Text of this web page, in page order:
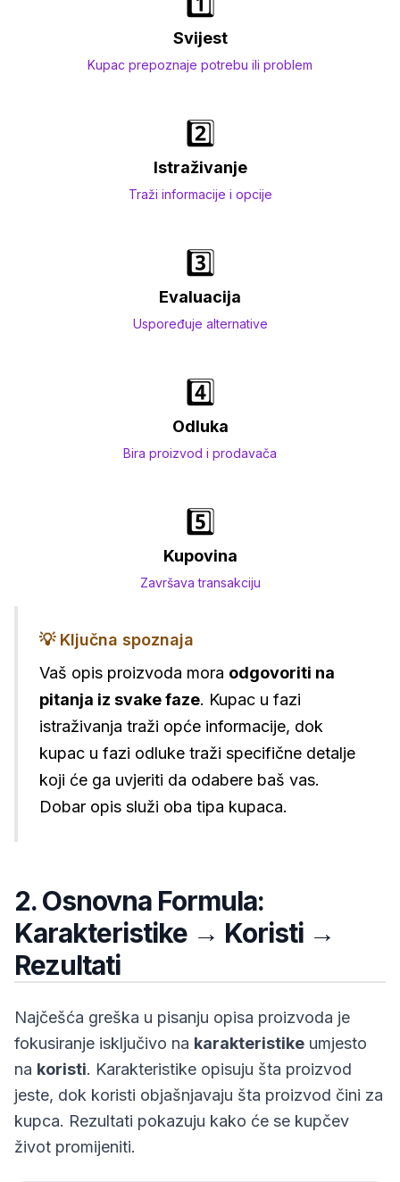
Svijest
Kupac prepoznaje potrebu ili problem
2️⃣
Istraživanje
Traži informacije i opcije
3️⃣
Evaluacija
Uspoređuje alternative
4️⃣
Odluka
Bira proizvod i prodavača
5️⃣
Kupovina
Završava transakciju
💡 Ključna spoznaja
Vaš opis proizvoda mora odgovoriti na
pitanja iz svake faze. Kupac u fazi
istraživanja traži opće informacije, dok
kupac u fazi odluke traži specifične detalje
koji će ga uvjeriti da odabere baš vas.
Dobar opis služi oba tipa kupaca.
2. Osnovna Formula:
Karakteristike → Koristi →
Rezultati
Najčešća greška u pisanju opisa proizvoda je
fokusiranje isključivo na karakteristike umjesto
na koristi. Karakteristike opisuju šta proizvod
jeste, dok koristi objašnjavaju šta proizvod čini za
kupca. Rezultati pokazuju kako će se kupčev
život promijeniti.